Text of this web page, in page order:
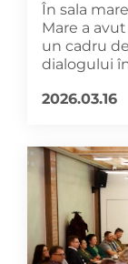
În sala
Mare a
un cadru
dialogului
2026.03.16